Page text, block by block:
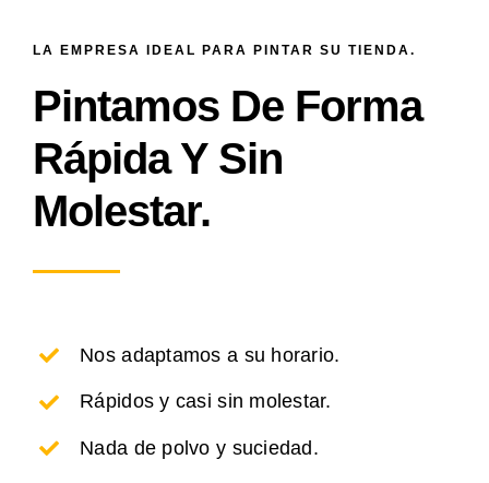
LA EMPRESA IDEAL PARA PINTAR SU TIENDA.
Pintamos De Forma
Rápida Y Sin
Molestar.
Nos adaptamos a su horario.
Rápidos y casi sin molestar.
Nada de polvo y suciedad.